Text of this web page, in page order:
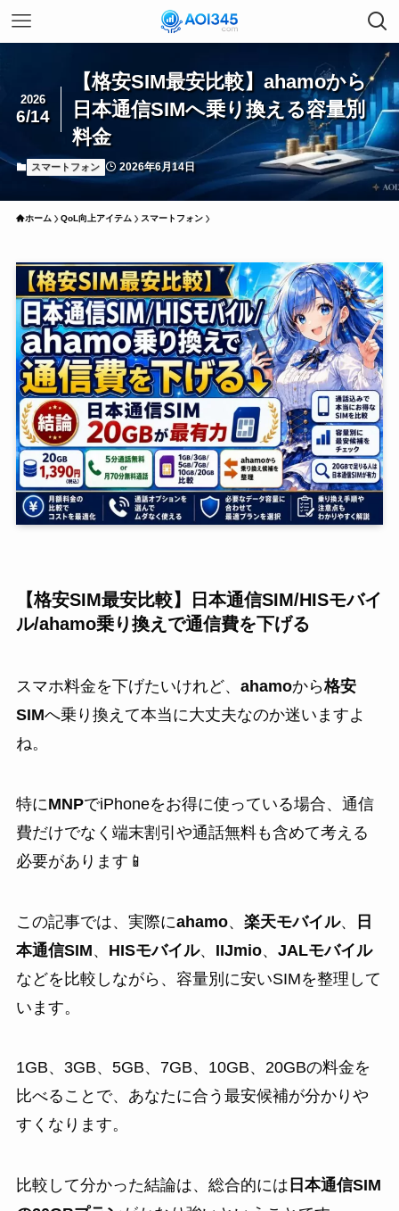
【格安SIM最安比較】ahamoから
日本通信SIMへ乗り換える容量別
料金
2026
6/14
スマートフォン 2026年6月14日
ホーム QoL向上アイテム スマートフォン
【格安SIM最安比較】日本通信SIM/HISモバイ
ル/ahamo乗り換えで通信費を下げる
スマホ料金を下げたいけれど、 ahamoから格安
SIMへ乗り換えて本当に大丈夫なのか迷いますよ
ね。
特にMNPでiPhoneをお得に使っている場合、通信
費だけでなく端末割引や通話無料も含めて考える
必要があります📱
この記事では、実際にahamo、 楽天モバイル、
日
本通信SIM、 HISモバイル、 IIJmio、 JALモバイル
などを比較しながら、容量別に安いSIMを整理して
います。
1GB、3GB、5GB、7GB、10GB、20GBの料金を
比べることで、あなたに合う最安候補が分かりや
すくなります。
比較して分かった結論は、総合的には 日本通信SIM